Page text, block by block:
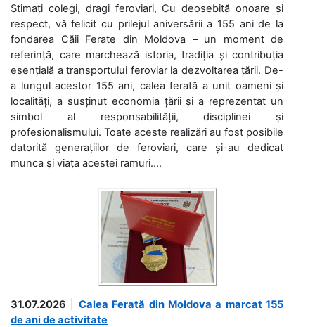
Stimați colegi, dragi feroviari, Cu deosebită onoare și
respect, vă felicit cu prilejul aniversării a 155 ani de la
fondarea Căii Ferate din Moldova – un moment de
referință, care marchează istoria, tradiția și contribuția
esențială a transportului feroviar la dezvoltarea țării. De-
a lungul acestor 155 ani, calea ferată a unit oameni și
localități, a susținut economia țării și a reprezentat un
simbol al responsabilității, disciplinei și
profesionalismului. Toate aceste realizări au fost posibile
datorită generațiilor de feroviari, care și-au dedicat
munca și viața acestei ramuri....
31.07.2026
Calea Ferată din Moldova a marcat 155
de ani de activitate